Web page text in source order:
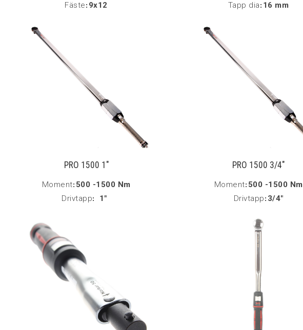
Fäste: 9x12
Tapp dia: 16 mm
PRO 1500 1"
Moment: 500 -1500 Nm
Drivtapp: 1"
PRO 1500 3/4"
Moment: 500 -1500 Nm
Drivtapp: 3/4"